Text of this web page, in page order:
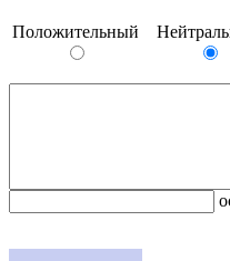
Положительный